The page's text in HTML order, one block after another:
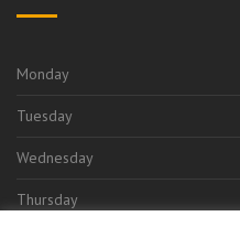
Monday
Tuesday
Wednesday
Thursday